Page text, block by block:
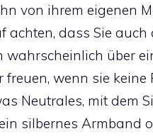
von ihrem eigenen
dass Sie auch
wahrscheinlich über
wenn sie keine
Neutrales, mit dem
silbernes Armband